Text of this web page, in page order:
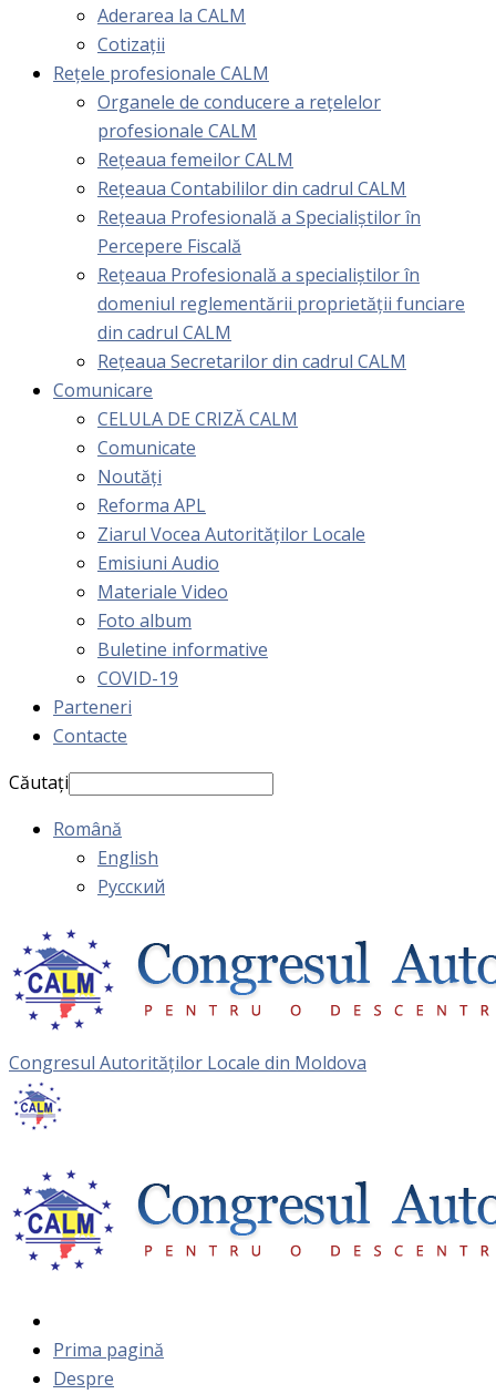
Aderarea la CALM
Cotizaţii
Rețele profesionale CALM
Organele de conducere a rețelelor
profesionale CALM
Rețeaua femeilor CALM
Rețeaua Contabililor din cadrul CALM
Rețeaua Profesională a Specialiștilor în
Percepere Fiscală
Reţeaua Profesională a specialiştilor în
domeniul reglementării proprietăţii funciare
din cadrul CALM
Rețeaua Secretarilor din cadrul CALM
Comunicare
CELULA DE CRIZĂ CALM
Comunicate
Noutăți
Reforma APL
Ziarul Vocea Autorităților Locale
Emisiuni Audio
Materiale Video
Foto album
Buletine informative
COVID-19
Parteneri
Contacte
Căutați
Română
English
Русский
Congresul Autorităţilor Locale din Moldova
Prima pagină
Despre